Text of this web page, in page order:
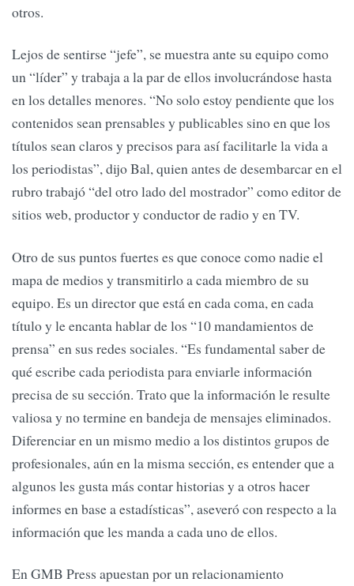
otros.
Lejos de sentirse “jefe”, se muestra ante su equipo como
un “líder” y trabaja a la par de ellos involucrándose hasta
en los detalles menores. “No solo estoy pendiente que los
contenidos sean prensables y publicables sino en que los
títulos sean claros y precisos para así facilitarle la vida a
los periodistas”, dijo Bal, quien antes de desembarcar en el
rubro trabajó “del otro lado del mostrador” como editor de
sitios web, productor y conductor de radio y en TV.
Otro de sus puntos fuertes es que conoce como nadie el
mapa de medios y transmitirlo a cada miembro de su
equipo. Es un director que está en cada coma, en cada
título y le encanta hablar de los “10 mandamientos de
prensa” en sus redes sociales. “Es fundamental saber de
qué escribe cada periodista para enviarle información
precisa de su sección. Trato que la información le resulte
valiosa y no termine en bandeja de mensajes eliminados.
Diferenciar en un mismo medio a los distintos grupos de
profesionales, aún en la misma sección, es entender que a
algunos les gusta más contar historias y a otros hacer
informes en base a estadísticas”, aseveró con respecto a la
información que les manda a cada uno de ellos.
En GMB Press apuestan por un relacionamiento